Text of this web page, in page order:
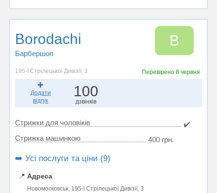
Borodachi
Барбершоп
B
195-ї Стрілецької Дивізії, 3 Перевірено 8 червня
Додати
відгук
100
дзвінків
Стрижки для чоловіків
✔️
Стрижка машинкою
400 грн.
➡️ Усі послуги та ціни (9)
📍 Адреса
Новомосковськ, 195-ї Стрілецької Дивізії, 3